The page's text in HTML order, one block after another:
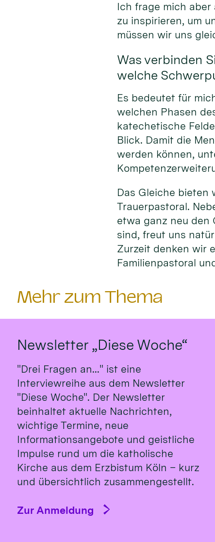
Ich frage mich aber
zu inspirieren, um
müssen wir uns
Was verbinden
welche
Es bedeutet für
welchen Phasen
katechetische
Blick. Damit die
werden können,
Das Gleiche bieten
Trauerpastoral.
etwa ganz neu den
sind, freut uns
Zurzeit denken wir
Familienpastoral
Mehr zum Thema
Newsletter „Diese Woche“
"Drei Fragen an..." ist eine
Interviewreihe aus dem Newsletter
"Diese Woche". Der Newsletter
beinhaltet aktuelle Nachrichten,
wichtige Termine, neue
Informationsangebote und geistliche
Impulse rund um die katholische
Kirche aus dem Erzbistum Köln – kurz
und übersichtlich zusammengestellt.
Zur Anmeldung